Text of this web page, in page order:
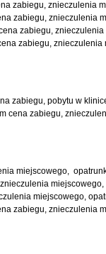
zabiegu, znieczulenia
zabiegu, znieczulenia
zabiegu,
zabiegu,
zabiegu, pobytu w
cena zabiegu,
miejscowego,
miejscowego,
zabiegu, znieczulenia